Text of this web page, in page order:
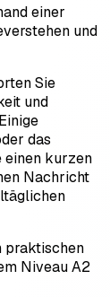
einer
und
Sie
und
das
einen kurzen
Nachricht
praktischen
Niveau A2